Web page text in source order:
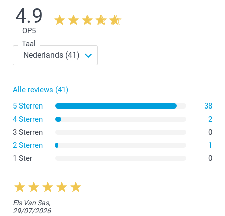
4.9
OP5
Taal
Alle reviews (41)
5 Sterren
38
4 Sterren
2
3 Sterren
0
2 Sterren
1
1 Ster
0
Els Van Sas,
29/07/2026